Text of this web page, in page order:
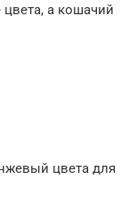
а кошачий
цвета для